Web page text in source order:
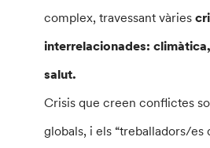
complex, travessant vàries
interrelacionades:
salut.
Crisis que creen conflictes
globals, i els “treballadors/es